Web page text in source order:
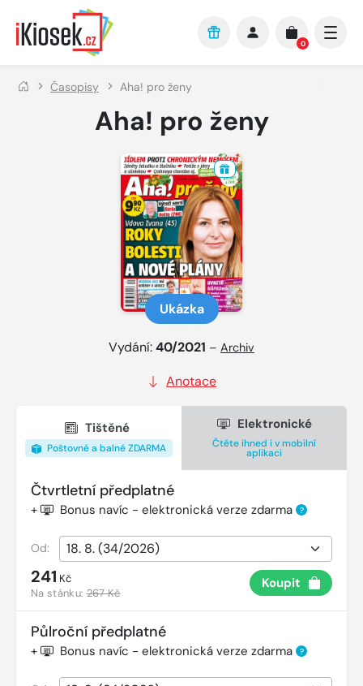
Přejít na hlavní obsah
0
Časopisy Aha! pro ženy
Aha! pro ženy
Ukázka
Vydání:40/2021 – Archiv
Anotace
Tištěné
Poštovné a balné ZDARMA
Elektronické
Čtěte ihned i v mobilní
aplikaci
Čtvrtletní předplatné
+ Bonus navíc - elektronická verze zdarma ?
Od:
241 Kč
Na stánku:267 Kč
Koupit
Půlroční předplatné
+ Bonus navíc - elektronická verze zdarma ?